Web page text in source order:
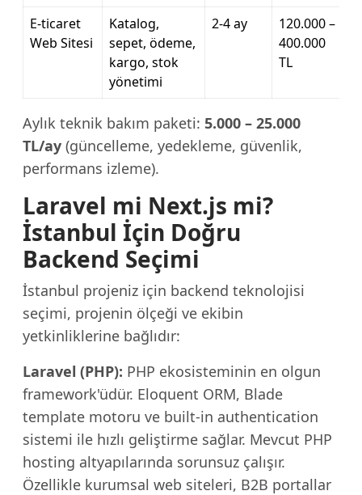
E-ticaret
Web Sitesi
Katalog,
sepet, ödeme,
kargo, stok
yönetimi
2-4 ay
120.000 –
400.000
TL
Aylık teknik bakım paketi: 5.000 – 25.000
TL/ay (güncelleme, yedekleme, güvenlik,
performans izleme).
Laravel mi Next.js mi?
İstanbul İçin Doğru
Backend Seçimi
İstanbul projeniz için backend teknolojisi
seçimi, projenin ölçeği ve ekibin
yetkinliklerine bağlıdır:
Laravel (PHP): PHP ekosisteminin en olgun
framework'üdür. Eloquent ORM, Blade
template motoru ve built-in authentication
sistemi ile hızlı geliştirme sağlar. Mevcut PHP
hosting altyapılarında sorunsuz çalışır.
Özellikle kurumsal web siteleri, B2B portallar